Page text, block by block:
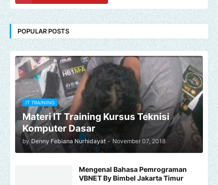
POPULAR POSTS
IT TRAINING
Materi IT Training Kursus Teknisi
Komputer Dasar
by Denny Febiana Nurhidayat - November 07, 2018
Mengenal Bahasa Pemrograman
VBNET By Bimbel Jakarta Timur